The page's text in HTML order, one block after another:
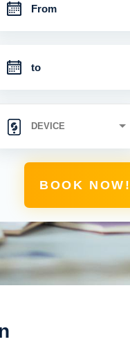
BOOK NOW!